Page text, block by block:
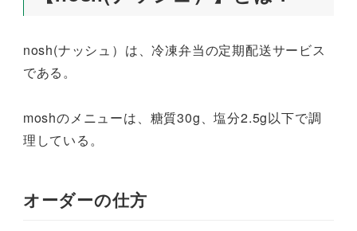
nosh(ナッシュ）は、冷凍弁当の定期配送サービス
である。
moshのメニューは、糖質30g、塩分2.5g以下で調
理している。
オーダーの仕方